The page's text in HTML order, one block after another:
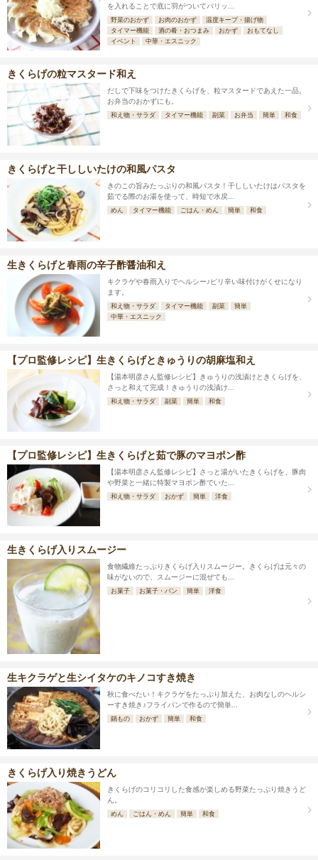
を入れることで底に羽がついてパリッ...
野菜のおかず お肉のおかず
温度キープ・揚げ物
タイマー機能
酒の肴・おつまみ おかず
おもてなし
イベント
中華・エスニック
きくらげの粒マスタード和え
だしで下味をつけたきくらげを、粒マスタードであえた一品。
お弁当のおかずにも。
和え物・サラダ タイマー機能 副菜 お弁当 簡単 和食
きくらげと干ししいたけの和風パスタ
きのこの旨みたっぷりの和風パスタ！干ししいたけはパスタを
茹でる際のお湯を使って、時短で水戻...
めん タイマー機能 ごはん・めん 簡単 和食
生きくらげと春雨の辛子酢醤油和え
キクラゲや春雨入りでヘルシー♪ピリ辛い味付けがくせになり
ます。
和え物・サラダ タイマー機能 副菜
簡単
中華・エスニック
【プロ監修レシピ】生きくらげときゅうりの胡麻塩和え
【湯本明彦さん監修レシピ】きゅうりの浅漬けときくらげを、
さっと和えて完成！きゅうりの浅漬け...
和え物・サラダ 副菜 簡単 和食
【プロ監修レシピ】生きくらげと茹で豚のマヨポン酢
【湯本明彦さん監修レシピ】さっと湯がいたきくらげを、豚肉
や野菜と一緒に特製マヨポン酢でいた...
和え物・サラダ おかず 簡単 洋食
生きくらげ入りスムージー
食物繊維たっぷりきくらげ入りスムージー。きくらげは元々の
味がないので、スムージーに混ぜても...
お菓子 お菓子・パン 簡単 洋食
生キクラゲと生シイタケのキノコすき焼き
秋に食べたい！キクラゲをたっぷり加えた、お肉なしのヘルシ
ーすき焼き♪フライパンで作るので簡単...
鍋もの おかず 簡単 和食
きくらげ入り焼きうどん
きくらげのコリコリした食感が楽しめる野菜たっぷり焼きうど
ん。
めん ごはん・めん 簡単 和食